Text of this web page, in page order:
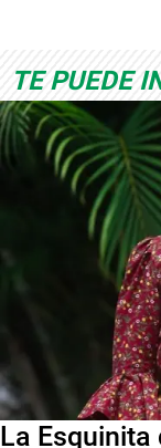
TE PUEDE
La Esquinita